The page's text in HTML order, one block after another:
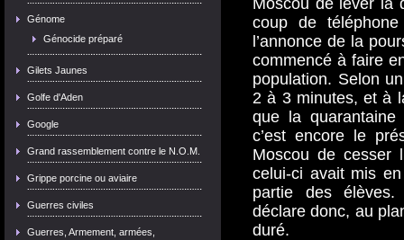
Génome
Génocide préparé
Gilets Jaunes
Golfe d'Aden
Google
Grand rassemblement contre le N.O.M.
Grippe porcine ou aviaire
Guerres civiles
Guerres, Armement, armées,
coup de
l’annonce de la
commencé à faire
population. Selon
2 à 3 minutes, et à
que la
c’est encore le
Moscou de cesser
celui-ci avait mis
partie des élèves.
déclare donc, au
duré.